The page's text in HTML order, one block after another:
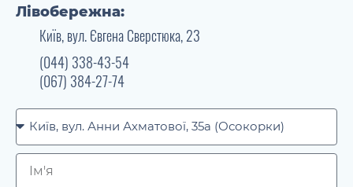
Лівобережна:
Київ, вул. Євгена Сверстюка, 23
(044) 338-43-54
(067) 384-27-74